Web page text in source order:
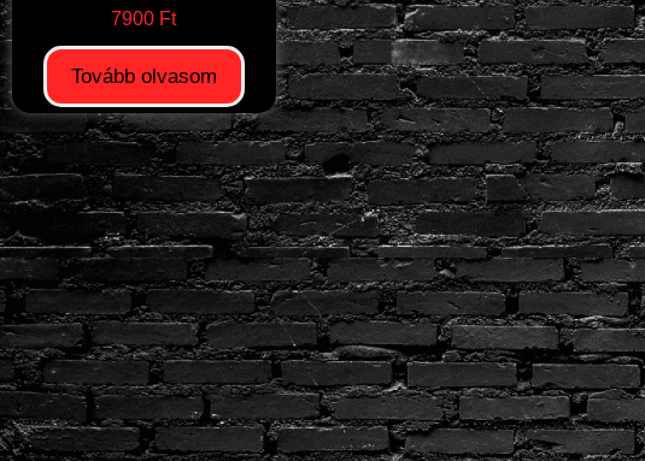
7900 Ft
Tovább olvasom